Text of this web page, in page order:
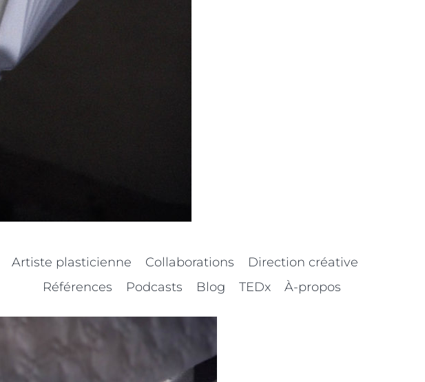
Artiste plasticienne Collaborations
Direction créative
Références
Podcasts Blog TEDx À-propos